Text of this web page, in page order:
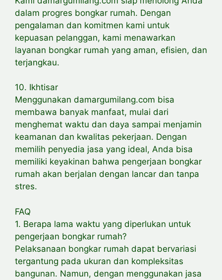
dalam progres bongkar rumah. Dengan
pengalaman dan komitmen kami untuk
kepuasan pelanggan, kami menawarkan
layanan bongkar rumah yang aman, efisien, dan
terjangkau.
10. Ikhtisar
Menggunakan damargumilang.com bisa
membawa banyak manfaat, mulai dari
menghemat waktu dan daya sampai menjamin
keamanan dan kwalitas pekerjaan. Dengan
memilih penyedia jasa yang ideal, Anda bisa
memiliki keyakinan bahwa pengerjaan bongkar
rumah akan berjalan dengan lancar dan tanpa
stres.
FAQ
1. Berapa lama waktu yang diperlukan untuk
pengerjaan bongkar rumah?
Pelaksanaan bongkar rumah dapat bervariasi
tergantung pada ukuran dan kompleksitas
bangunan. Namun, dengan menggunakan jasa